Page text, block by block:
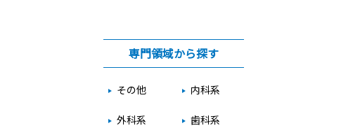
専門領域から探す
その他 内科系
外科系 歯科系